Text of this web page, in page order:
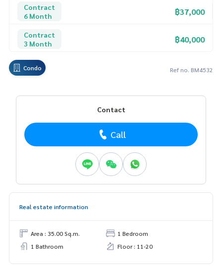
Contract
6 Month
฿37,000
Contract
3 Month
฿40,000
Condo Ref no. BM4532
Contact
Call
Real estate information
Area : 35.00 Sq.m.
1 Bedroom
1 Bathroom
Floor : 11-20